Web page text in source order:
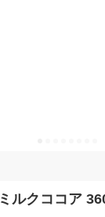
ルクココア